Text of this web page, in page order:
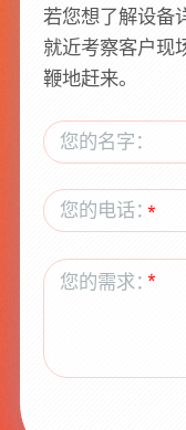
若您想了解设备
就近考察客户现
鞭地赶来。